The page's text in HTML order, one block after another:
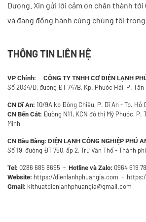
Dương. Xin gửi lời cảm ơn chân thành tới
và đang đồng hành cùng chúng tôi
THÔNG TIN LIÊN HỆ
VP Chính: CÔNG TY TNHH CƠ ĐIỆN LẠNH
Số 2034/D, đường ĐT 747B, Kp. Phước Hải, P. Tân
CN Dĩ An: 10/9A kp Đông Chiêu, P. Dĩ An - Tp. Hồ
CN Bến Cát: Đường N11, KCN đô thị Mỹ Phước, P.
Minh
CN Bàu Bàng: ĐIỆN LẠNH CÔNG NGHIỆP PHÚ
Số 19, đường ĐT 750, ấp 2, Trừ Văn Thố - Thành
Tel: 0286 685 8695 - Hotline và Zalo: 0964 619
Website: https://dienlanhphuangia.com -
Gmail: kithuatdienlanhphuangia@gmail.com